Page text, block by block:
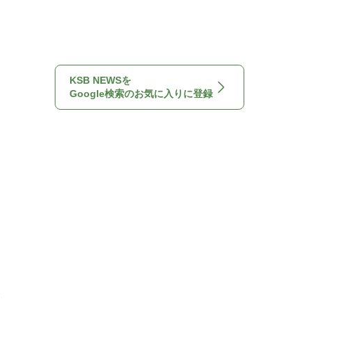
KSB NEWSを
Google検索のお気に入りに登録